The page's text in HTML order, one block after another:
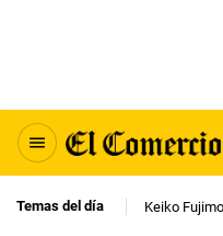
Temas del día Keiko